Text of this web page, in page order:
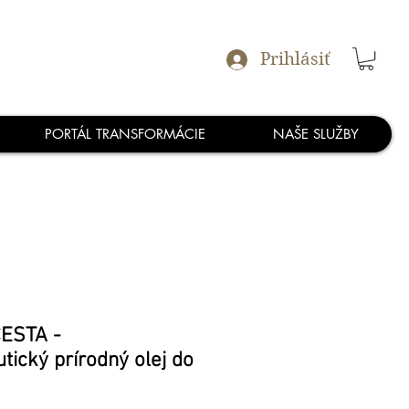
Prihlásiť
PORTÁL TRANSFORMÁCIE NAŠE SLUŽBY
-
prírodný olej do